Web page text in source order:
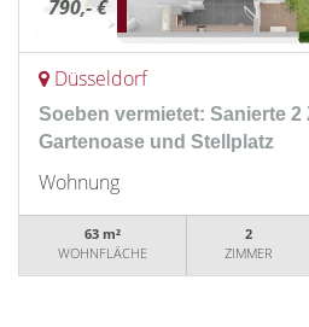
790,- €
Düsseldorf
Soeben vermietet: Sanierte
Gartenoase und Stellplatz
Wohnung
63 m²
WOHNFLÄCHE
2
ZIMMER